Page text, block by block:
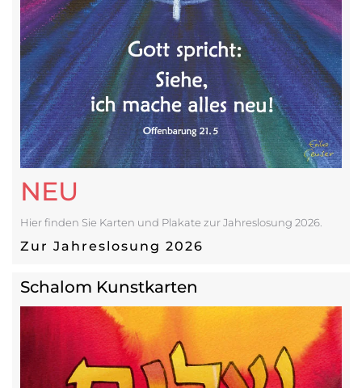
NEU
Hier finden Sie Karten und Plakate zur Jahreslosung 2026.
Zur Jahreslosung 2026
Schalom Kunstkarten